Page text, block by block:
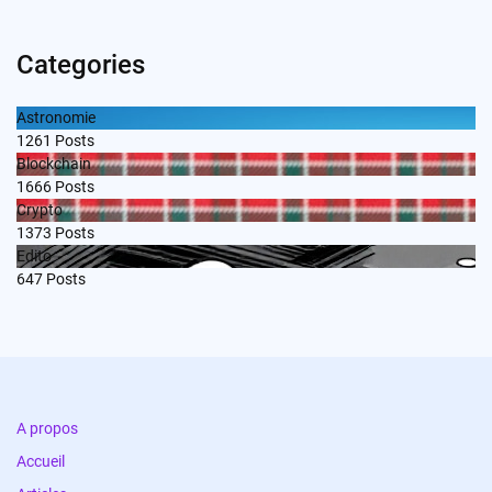
Categories
Astronomie
1261 Posts
Blockchain
1666 Posts
Crypto
1373 Posts
Edito
647 Posts
A propos
Accueil